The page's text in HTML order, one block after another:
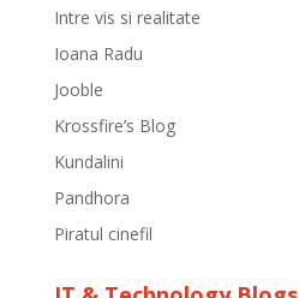
Intre vis si realitate
Ioana Radu
Jooble
Krossfire’s Blog
Kundalini
Pandhora
Piratul cinefil